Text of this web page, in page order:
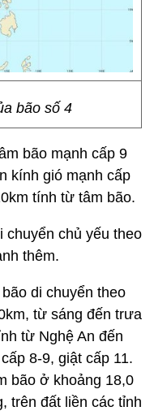
bão số 4
bão mạnh cấp 9
kính gió mạnh cấp
tính từ tâm bão.
chủ yếu theo
thêm.
di chuyển theo
từ sáng đến trưa
từ Nghệ An đến
8-9, giật cấp 11.
bão ở khoảng 18,0
trên đất liền các tỉnh